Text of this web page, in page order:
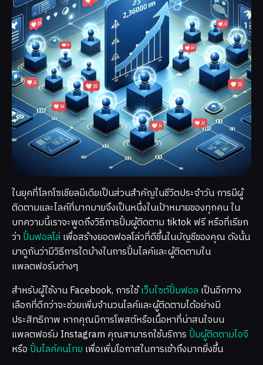
ในยุคที่โลกโซเชียลมีเดียเป็นส่วนสำคัญในชีวิตประจำวัน การมีผู้
ติดตามและไลค์ที่มากมายจึงเป็นหนึ่งในเป้าหมายของทุกคน ใน
บทความนี้เราจะพูดถึงวิธีการปั้มผู้ติดตาม tiktok ฟรี หรือที่เรียก
ว่า ปั้มฟอลโล่ เพื่อสร้างยอดฟอลโล่วที่ดีขึ้นในบัญชีของคุณ ดังนั้น
มาดูกันว่ามีวิธีการใดบ้างในการปั้มไลค์และผู้ติดตามใน
แพลตฟอร์มต่างๆ
สำหรับผู้ใช้งาน Facebook, การใช้เว็บไซต์ปั้มฟอล เป็นอีกทาง
เลือกที่ดีกว่าจะช่วยเพิ่มจำนวนไลค์และผู้ติดตามได้อย่างมี
ประสิทธิภาพ หากคุณมีการโพสต์หรือเนื้อหาที่น่าสนใจบน
แพลตฟอร์ม Instagram คุณสามารถใช้บริการ ปั้มผู้ติดตามไอจี
หรือ ปั้มไลค์คนไทย เพื่อเพิ่มโอกาสในการเข้าถึงมากยิ่งขึ้น